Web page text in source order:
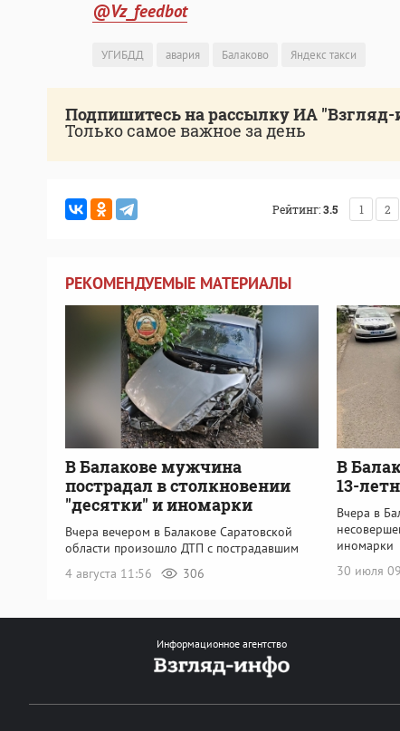
@Vz_feedbot
УГИБДД авария Балаково Яндекс такси
Подпишитесь на рассылку ИА "Взгляд-
Только самое важное за день
Рейтинг:3.5 1 2
РЕКОМЕНДУЕМЫЕ МАТЕРИАЛЫ
В Балакове мужчина
пострадал в столкновении
"десятки" и иномарки
Вчера вечером в Балакове Саратовской
области произошло ДТП с пострадавшим
4 августа 11:56
306
В
13-
Вчера в
иномарки
30 июля
Информационное агентство